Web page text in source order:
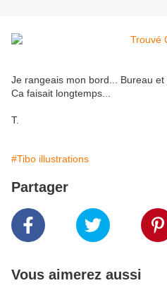
Je rangeais mon bord... Bureau et
Ca faisait longtemps...
T.
#Tibo illustrations
Partager
Vous aimerez aussi